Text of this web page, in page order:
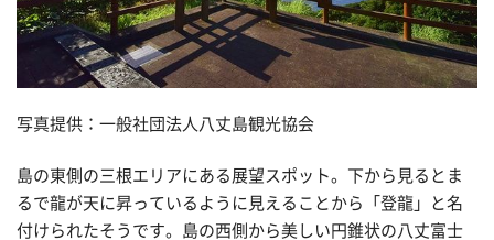
写真提供：一般社団法人八丈島観光協会
島の東側の三根エリアにある展望スポット。下から見るとま
るで龍が天に昇っているように見えることから「登龍」と名
付けられたそうです。島の西側から美しい円錐状の八丈富士